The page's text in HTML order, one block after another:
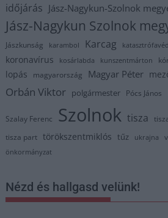
időjárás Jász-Nagykun-Szolnok
Jász-Nagykun Szolnok
Jászkunság karambol Karcag
koronavírus kosárlabda kunszentmárton
lopás magyarország Magyar Péter
Orbán Viktor polgármester Pócs János
Szalay Ferenc Szolnok tisza
tisza part törökszentmiklós tűz ukrajna
önkormányzat
Nézd és hallgasd velünk!